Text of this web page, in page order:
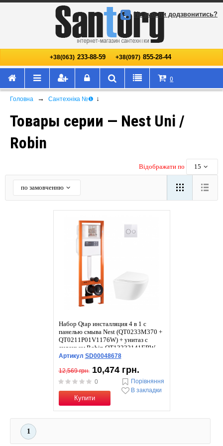
+38(063) 233-88-59 +38(097) 855-28-44
Не змогли додзвонитись?
0
Головна → Сантехніка №❶ ↓
Товары серии — Nest Uni /
Robin
Відображати по 15
по замовченню
Набор Qtap инсталляция 4 в 1 с
панелью смыва Nest (QT0233M370 +
QT0211P01V1176W) + унитаз с
сиденьем Robin QT13332141ERW
Артикул SD00048678
12,569 грн. 10,474 грн.
0
Купити
Порівняння
В закладки
1